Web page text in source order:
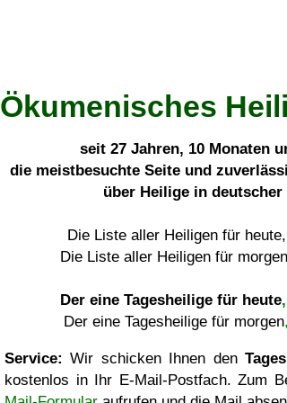
Ökumenisches
seit 27 Jahren, 10 Monaten
die meistbesuchte Seite und
über Heilige in deutscher
Die Liste aller Heiligen für heute,
Die Liste aller Heiligen für
Der eine Tagesheilige für heute
Der eine Tagesheilige für morgen
Service: Wir schicken Ihnen den
kostenlos in Ihr E-Mail-Postfach. Zum